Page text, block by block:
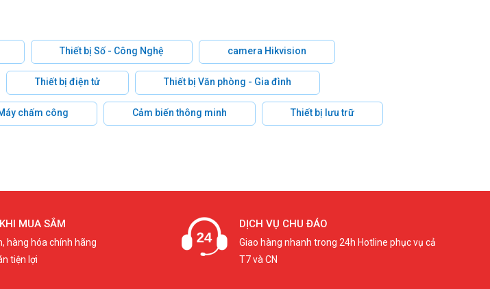
Thiết bị Số - Công Nghệ camera Hikvision
Thiết bị điện tử Thiết bị Văn phòng - Gia đình
chấm công Cảm biến thông minh Thiết bị lưu trữ
MUA SẮM
hàng hóa chính hãng
tiện lợi
DỊCH VỤ CHU ĐÁO
Giao hàng nhanh trong 24h Hotline phục vụ cả
T7 và CN